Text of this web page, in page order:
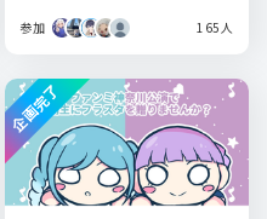
参加 165人
企画完了